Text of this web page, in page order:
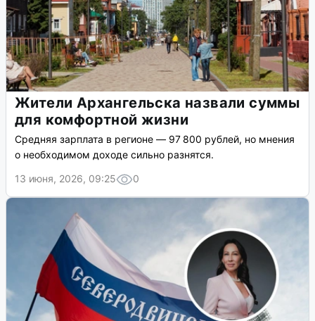
Жители Архангельска назвали суммы
для комфортной жизни
Средняя зарплата в регионе — 97 800 рублей, но мнения
о необходимом доходе сильно разнятся.
13 июня, 2026, 09:25
0